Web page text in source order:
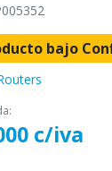
bajo
c/iva